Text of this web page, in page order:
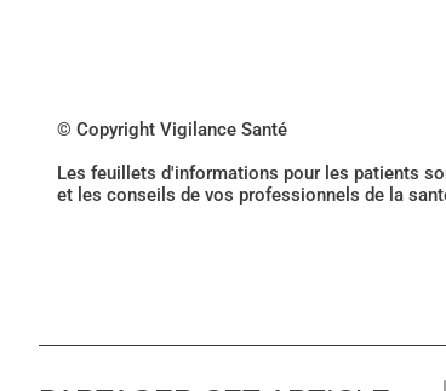
© Copyright Vigilance Santé
Les feuillets d'informations pour les patients
et les conseils de vos professionnels de la